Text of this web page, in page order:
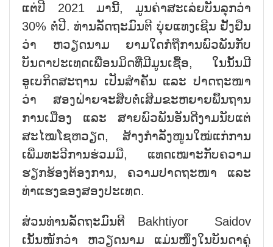
ແຕ່ປີ 2021 ມານີ້, ມູນຄ່າສະເລ່ຍບັນລຸກວ່າ
30% ຕໍ່ປີ. ທ່ານລັດຖະມົນຕີ ບຸ່ຍແທງເຊີນ ຢັ້ງຢືນ
ວ່າ ຫວຽດນາມ ຍາມໃດກໍຖືການພົວພັນກັບ
ບັນດາປະເທດເພື່ອນມິດທີ່ມີມູນເຊື້ອ, ໃນນັ້ນມີ
ອູເບກິດສະຖານ ເປັນສຳຄັນ ແລະ ປາດຖະໜາ
ວ່າ ສອງຝ່າຍຈະສືບຕໍ່ເສີມຂະຫຍາຍພື້ນຖານ
ການເມືອງ ແລະ ສາຍພົວພັນອັນດີງາມນັບແຕ່
ສະໄໝໂຊຫວຽດ, ສ້າງກຳລັງໜູນໃໝ່ແກ່ການ
ເພີ່ມທະວີການຮ່ວມມື, ແທດເໝາະກັບຄວາມ
ຮຽກຮ້ອງຕ້ອງການ, ຄວາມປາດຖະໜາ ແລະ
ທ່າແຮງຂອງສອງປະເທດ.
ສ່ວນທ່ານລັດຖະມົນຕີ Bakhtiyor Saidov
ເນັ້ນໜັກວ່າ ຫວຽດນາມ ແມ່ນໜຶ່ງໃນບັນດາຄູ່